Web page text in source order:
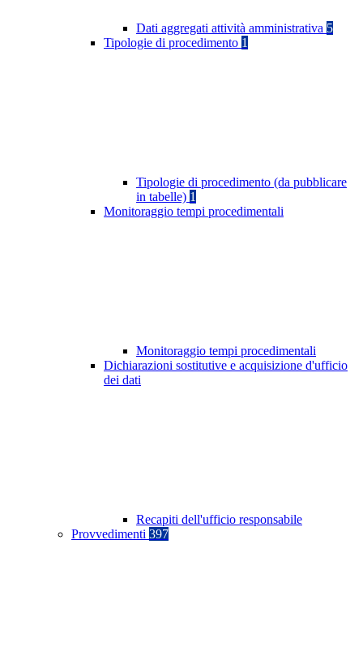
Dati aggregati attività amministrativa 5
Tipologie di procedimento 1
Tipologie di procedimento (da pubblicare
in tabelle) 1
Monitoraggio tempi procedimentali
Monitoraggio tempi procedimentali
Dichiarazioni sostitutive e acquisizione d'ufficio
dei dati
Recapiti dell'ufficio responsabile
Provvedimenti 397